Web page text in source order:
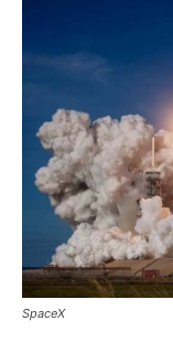
SpaceX